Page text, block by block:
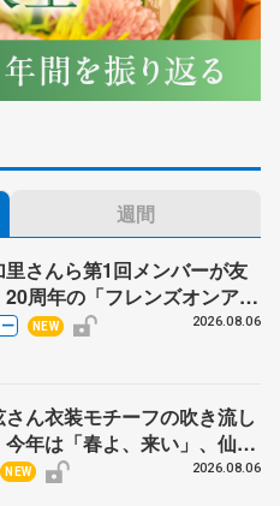
週間
里さんら第1回メンバーが友
周年の「フレンズオンアイ
賢二さん、有川梨絵さん、
NEW 2026.08.06
ん衣装モチーフの吹き流し
年は「春よ、来い」、仙台
NEW 2026.08.06